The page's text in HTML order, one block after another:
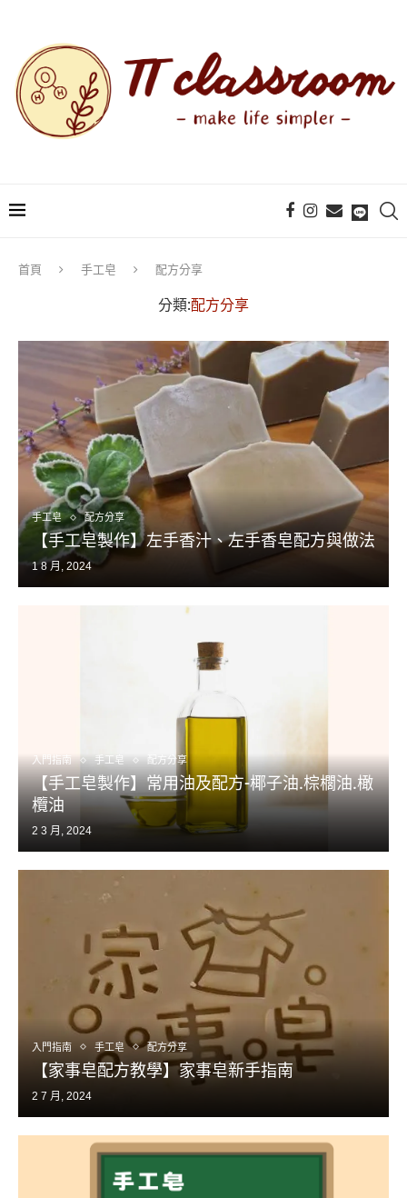
首頁 手工皂 配方分享
分類:配方分享
手工皂 配方分享
【手工皂製作】左手香汁、左手香皂配方與做法
1 8 月, 2024
入門指南 手工皂 配方分享
【手工皂製作】常用油及配方-椰子油.棕櫚油.橄
欖油
2 3 月, 2024
入門指南 手工皂 配方分享
【家事皂配方教學】家事皂新手指南
2 7 月, 2024